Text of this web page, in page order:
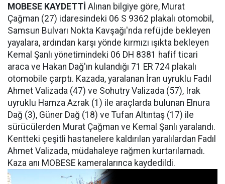
MOBESE KAYDETTİ Alınan bilgiye göre, Murat
Çağman (27) idaresindeki 06 S 9362 plakalı otomobil,
Samsun Bulvarı Nokta Kavşağı'nda refüjde bekleyen
yayalara, ardından karşı yönde kırmızı ışıkta bekleyen
Kemal Şanlı yönetimindeki 06 DH 8381 hafif ticari
araca ve Hakan Dağ'ın kulandığı 71 ER 724 plakalı
otomobile çarptı. Kazada, yaralanan İran uyruklu Fadıl
Ahmet Valizada (47) ve Sohutry Valizada (57), Irak
uyruklu Hamza Azrak (1) ile araçlarda bulunan Elnura
Dağ (3), Güner Dağ (18) ve Tufan Altıntaş (17) ile
sürücülerden Murat Çağman ve Kemal Şanlı yaralandı.
Kentteki çeşitli hastanelere kaldırılan yaralılardan Fadıl
Ahmet Valizada, müdahaleye rağmen kurtarılamadı.
Kaza anı MOBESE kameralarınca kaydedildi.